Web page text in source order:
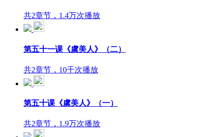
共2章节，1.4万次播放
第五十一课《虞美人》（二）
共2章节，10千次播放
第五十课《虞美人》（一）
共2章节，1.9万次播放